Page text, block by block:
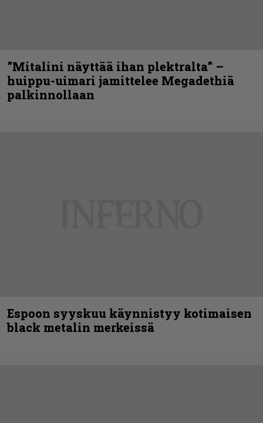
”Mitalini näyttää ihan plektralta” –
huippu-uimari jamittelee Megadethiä
palkinnollaan
Espoon syyskuu käynnistyy kotimaisen
black metalin merkeissä